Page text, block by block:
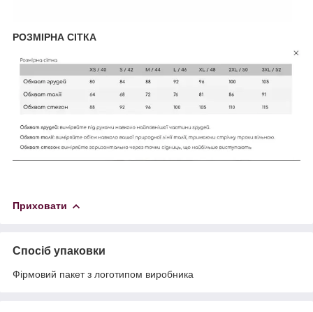
РОЗМІРНА СІТКА
Приховати
Спосіб упаковки
Фірмовий пакет з логотипом виробника